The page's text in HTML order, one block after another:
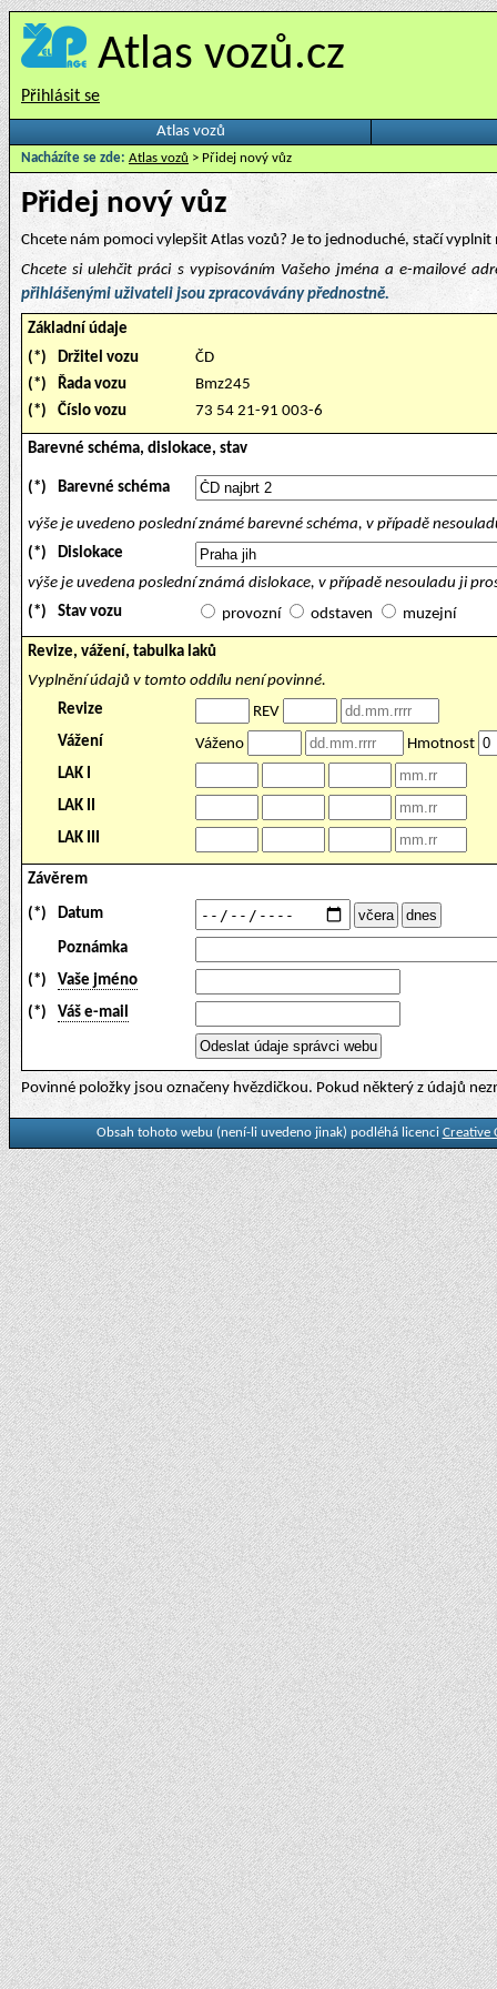
Atlas vozů.cz
Přihlásit se
Atlas vozů
Nacházíte se zde: Atlas vozů > Přidej nový vůz
Přidej nový vůz
Chcete nám pomoci vylepšit Atlas vozů? Je to jednoduché, stačí
Chcete si ulehčit práci s vypisováním Vašeho jména a e-mailové
přihlášenými uživateli jsou zpracovávány přednostně.
Základní údaje
(*)
Držitel vozu
ČD
(*)
Řada vozu
Bmz245
(*)
Číslo vozu 73 54 21-91 003-6
Barevné schéma, dislokace, stav
(*) Barevné schéma
výše je uvedeno poslední známé barevné schéma, v případě
(*)
Dislokace
výše je uvedena poslední známá dislokace, v případě nesouladu ji
(*)
Stav vozu provozní odstaven muzejní
Revize, vážení, tabulka laků
Vyplnění údajů v tomto oddílu není povinné.
Revize
REV
Vážení
Váženo
Hmotnost
LAK I
LAK II
LAK III
Závěrem
(*) Datum
Poznámka
(*)
Vaše jméno
(*)
Váš e-mail
Povinné položky jsou označeny hvězdičkou. Pokud některý z údajů
Obsah tohoto webu (není-li uvedeno jinak) podléhá licenci Creative